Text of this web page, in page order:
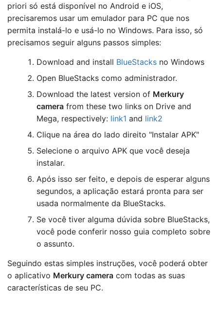
priori só está disponível no Android e iOS,
precisaremos usar um emulador para PC que nos
permita instalá-lo e usá-lo no Windows. Para isso, só
precisamos seguir alguns passos simples:
Download and install BlueStacks no Windows
Open BlueStacks como administrador.
Download the latest version of Merkury
camera from these two links on Drive and
Mega, respectively: link1 and link2
Clique na área do lado direito "Instalar APK"
Selecione o arquivo APK que você deseja
instalar.
Após isso ser feito, e depois de esperar alguns
segundos, a aplicação estará pronta para ser
usada normalmente da BlueStacks.
Se você tiver alguma dúvida sobre BlueStacks,
você pode conferir nosso guia completo sobre
o assunto.
Seguindo estas simples instruções, você poderá obter
o aplicativo Merkury camera com todas as suas
características de seu PC.